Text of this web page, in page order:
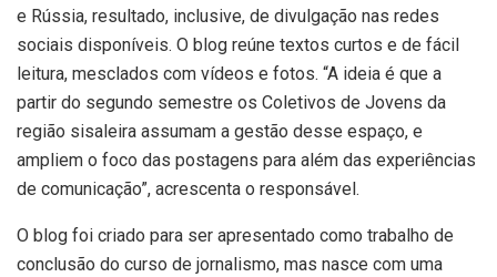
e Rússia, resultado, inclusive, de divulgação nas redes
sociais disponíveis. O blog reúne textos curtos e de fácil
leitura, mesclados com vídeos e fotos. “A ideia é que a
partir do segundo semestre os Coletivos de Jovens da
região sisaleira assumam a gestão desse espaço, e
ampliem o foco das postagens para além das experiências
de comunicação”, acrescenta o responsável.
O blog foi criado para ser apresentado como trabalho de
conclusão do curso de jornalismo, mas nasce com uma